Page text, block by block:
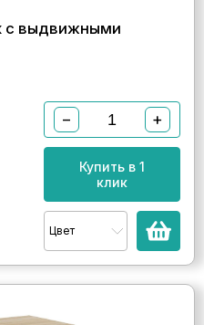
с выдвижными
− +
Купить в 1
клик
Цвет